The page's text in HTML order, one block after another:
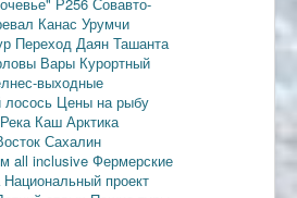
Канас Урумчи
Переход Даян Ташанта
Вары Курортный
выходные
лосось Цены на рыбу
Река Каш Арктика
Сахалин
all inclusive Фермерские
Национальный проект